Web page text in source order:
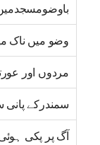
وضو میں ناک
مردوں اور
سمندرکے پانی
آگ پر پکی